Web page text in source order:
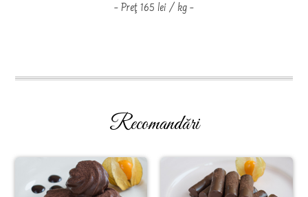
– Preţ 165 lei / kg –
Recomandări